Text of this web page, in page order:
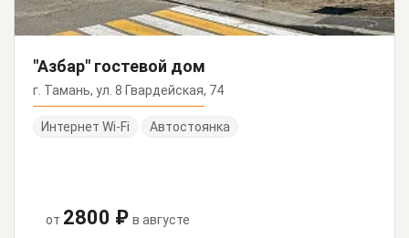
"Азбар" гостевой дом
г. Тамань, ул. 8 Гвардейская, 74
Интернет Wi-Fi Автостоянка
от 2800 ₽ в августе